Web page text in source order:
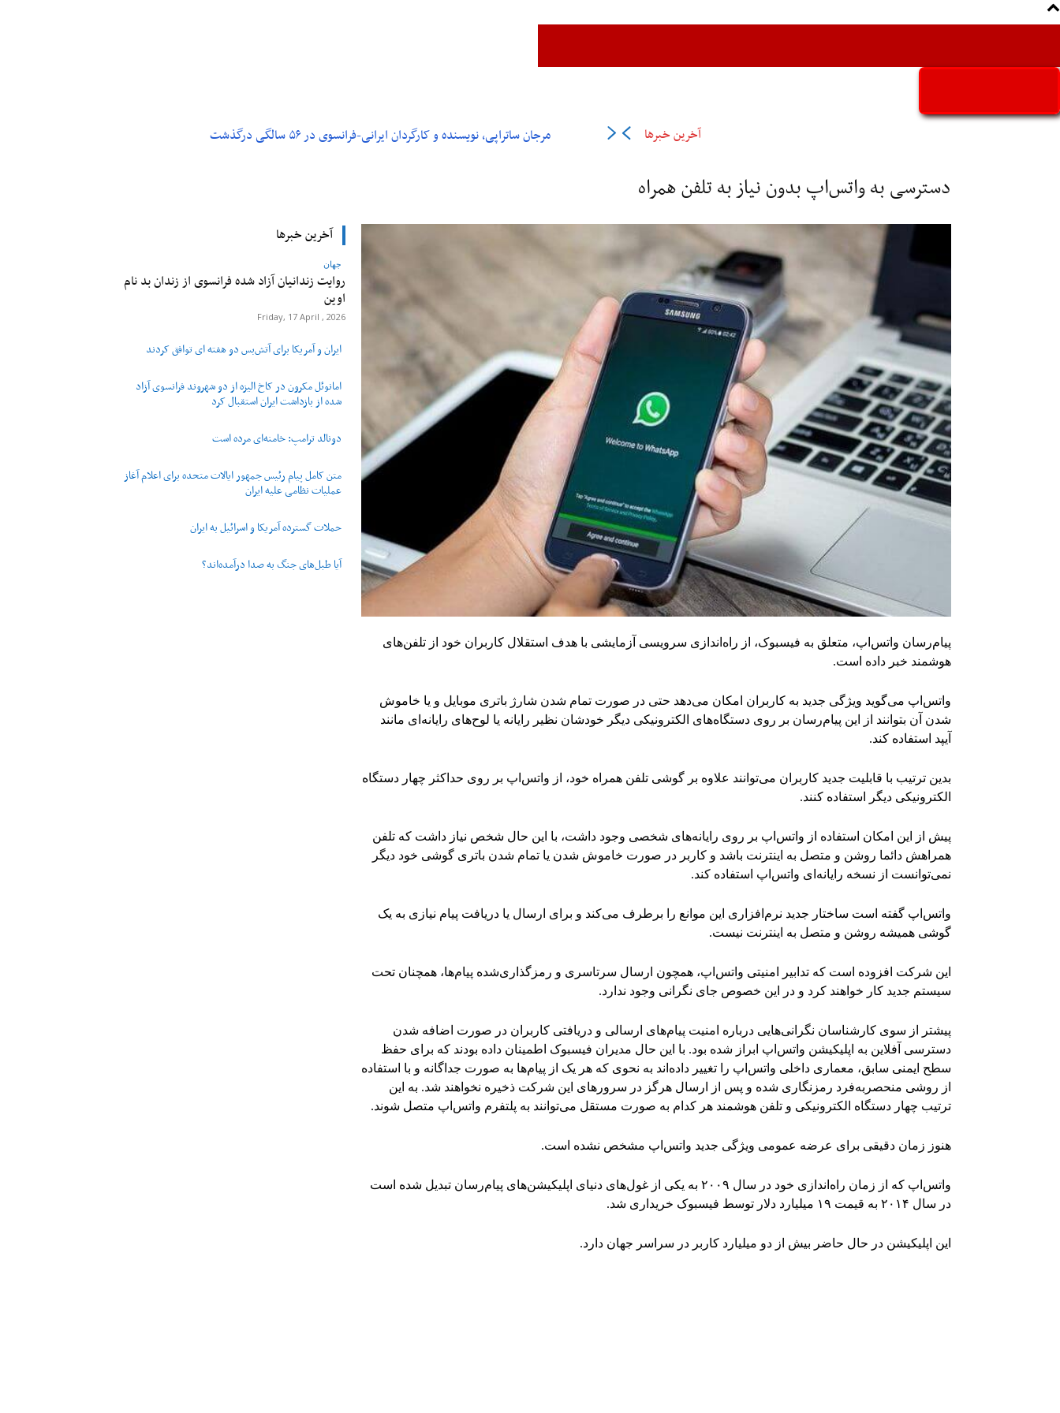
آخرین خبرها مرجان ساتراپی، نویسنده و کارگردان ایرانی-فرانسوی در ۵۶ سالگی درگذشت
دسترسی به واتس‌اپ بدون نیاز به تلفن همراه
پیام‌رسان واتس‌اپ، متعلق به فیسبوک، از راه‌اندازی سرویسی آزمایشی با هدف استقلال کاربران خود از تلفن‌های
هوشمند خبر داده است.
واتس‌اپ می‌گوید ویژگی جدید به کاربران امکان می‌دهد حتی در صورت تمام شدن شارژ باتری موبایل و یا خاموش
شدن آن بتوانند از این پیام‌رسان بر روی دستگاه‌های الکترونیکی دیگر خودشان نظیر رایانه یا لوح‌های رایانه‌ای مانند
آیپد استفاده کند.
بدین ترتیب با قابلیت جدید کاربران می‌توانند علاوه بر گوشی تلفن همراه خود، از واتس‌اپ بر روی حداکثر چهار دستگاه
الکترونیکی دیگر استفاده کنند.
پیش از این امکان استفاده از واتس‌اپ بر روی رایانه‌های شخصی وجود داشت، با این حال شخص نیاز داشت که تلفن
همراهش دائما روشن و متصل به اینترنت باشد و کاربر در صورت خاموش شدن یا تمام شدن باتری گوشی خود دیگر
نمی‌توانست از نسخه رایانه‌ای واتس‌اپ استفاده کند.
واتس‌اپ گفته است ساختار جدید نرم‌افزاری این موانع را برطرف می‌کند و برای ارسال یا دریافت پیام نیازی به یک
گوشی همیشه روشن و متصل به اینترنت نیست.
این شرکت افزوده است که تدابیر امنیتی واتس‌اپ، همچون ارسال سرتاسری و رمزگذاری‌شده پیام‌ها، همچنان تحت
سیستم جدید کار خواهند کرد و در این خصوص جای نگرانی وجود ندارد.
پیشتر از سوی کارشناسان نگرانی‌هایی درباره امنیت پیام‌های ارسالی و دریافتی کاربران در صورت اضافه شدن
دسترسی آفلاین به اپلیکیشن واتس‌اپ ابراز شده بود. با این حال مدیران فیسبوک اطمینان داده بودند که برای حفظ
سطح ایمنی سابق، معماری داخلی واتس‌اپ را تغییر داده‌اند به نحوی که هر یک از پیام‌ها به صورت جداگانه و با استفاده
از روشی منحصربه‌فرد رمزنگاری شده و پس از ارسال هرگز در سرورهای این شرکت ذخیره نخواهند شد. به این
ترتیب چهار دستگاه الکترونیکی و تلفن هوشمند هر کدام به صورت مستقل می‌توانند به پلتفرم واتس‌اپ متصل شوند.
هنوز زمان دقیقی برای عرضه عمومی ویژگی جدید واتس‌اپ مشخص نشده است.
واتس‌اپ که از زمان راه‌اندازی خود در سال ۲۰۰۹ به یکی از غول‌های دنیای اپلیکیشن‌های پیام‌رسان تبدیل شده است
در سال ۲۰۱۴ به قیمت ۱۹ میلیارد دلار توسط فیسبوک خریداری شد.
این اپلیکیشن در حال حاضر بیش از دو میلیارد کاربر در سراسر جهان دارد.
آخرین خبرها
جهان
روایت زندانیان آزاد شده فرانسوی از زندان ‌بد نام
اوین
Friday, 17 April , 2026
ایران و آمریکا برای آتش‌بس دو هفته‌ ای توافق کردند
امانوئل مکرون در کاخ الیزه از دو شهروند فرانسوی آزاد
شده از بازداشت ایران استقبال کرد
دونالد ترامپ: خامنه‌ای مرده است
متن کامل پیام رئیس جمهور ایالات متحده برای اعلام آغاز
عملیات نظامی علیه ایران
حملات گسترده آمریکا و اسرائیل به ایران
آیا طبل‌های جنگ به صدا درآمده‌اند؟